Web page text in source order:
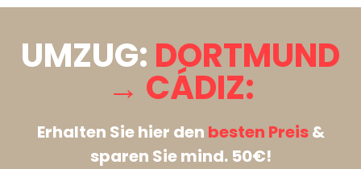
UMZUG: DORTMUND
→ CÁDIZ:
Erhalten Sie hier den besten Preis&
sparen Sie mind. 50€!